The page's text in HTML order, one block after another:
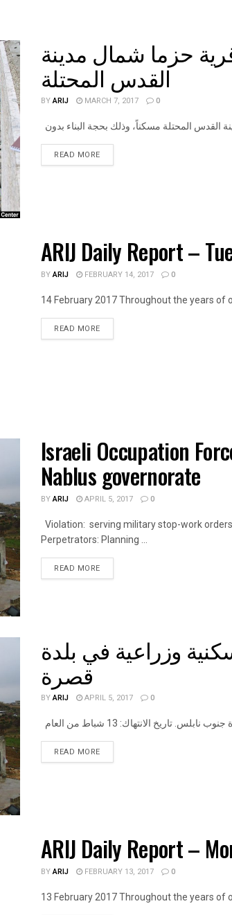
حزما شمال مدينة
القدس المحتلة
BYARIJ MARCH 7, 2017 0
READ MOREDETAILS
ARIJ Daily Report –
BYARIJ FEBRUARY 14, 2017 0
14 February 2017 Throughout the years of
READ MOREDETAILS
Israeli Occupation
Nablus governorate
BYARIJ APRIL 5, 2017 0
Violation: serving military stop-work
Perpetrators: Planning ...
READ MOREDETAILS
وزراعية في بلدة
قصرة
BYARIJ APRIL 5, 2017 0
READ MOREDETAILS
ARIJ Daily Report –
BYARIJ FEBRUARY 13, 2017 0
13 February 2017 Throughout the years of